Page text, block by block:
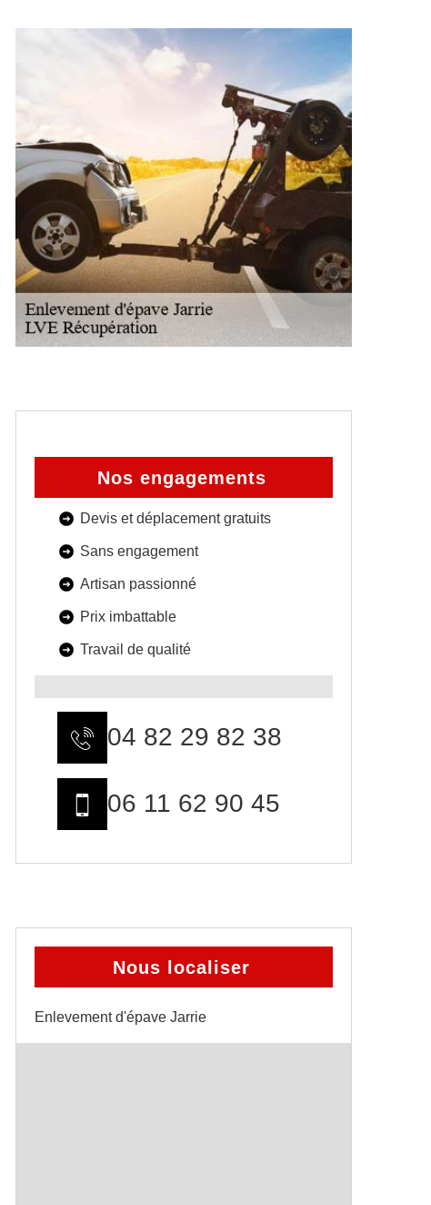
Nos engagements
Devis et déplacement gratuits
Sans engagement
Artisan passionné
Prix imbattable
Travail de qualité
04 82 29 82 38
06 11 62 90 45
Nous localiser
Enlevement d'épave Jarrie